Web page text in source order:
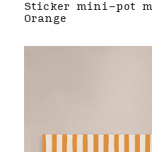
Sticker mini-pot
Orange